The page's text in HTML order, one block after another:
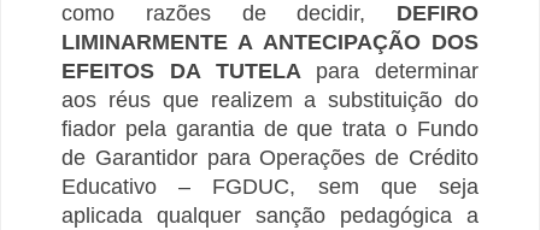
como razões de decidir,
DEFIRO
LIMINARMENTE A ANTECIPAÇÃO DOS
EFEITOS DA TUTELA para determinar
aos réus que realizem a substituição do
fiador pela garantia de que trata o Fundo
de Garantidor para Operações de Crédito
Educativo – FGDUC, sem que seja
aplicada qualquer sanção pedagógica a